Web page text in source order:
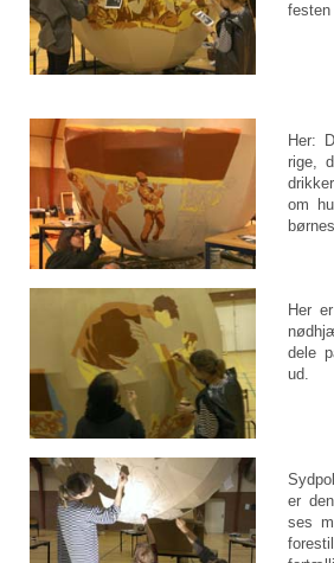
Her:
rige,
om
Her
dele
ud.
er
ses